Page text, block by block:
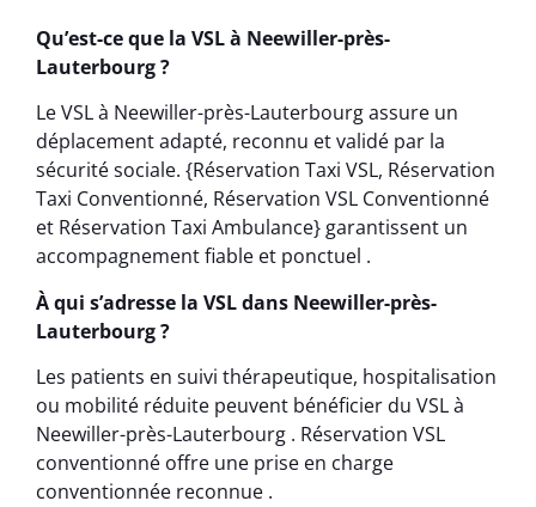
Qu’est-ce que la VSL à Neewiller-près-
Lauterbourg ?
Le VSL à Neewiller-près-Lauterbourg assure un
déplacement adapté, reconnu et validé par la
sécurité sociale. {Réservation Taxi VSL, Réservation
Taxi Conventionné, Réservation VSL Conventionné
et Réservation Taxi Ambulance} garantissent un
accompagnement fiable et ponctuel .
À qui s’adresse la VSL dans Neewiller-près-
Lauterbourg ?
Les patients en suivi thérapeutique, hospitalisation
ou mobilité réduite peuvent bénéficier du VSL à
Neewiller-près-Lauterbourg . Réservation VSL
conventionné offre une prise en charge
conventionnée reconnue .